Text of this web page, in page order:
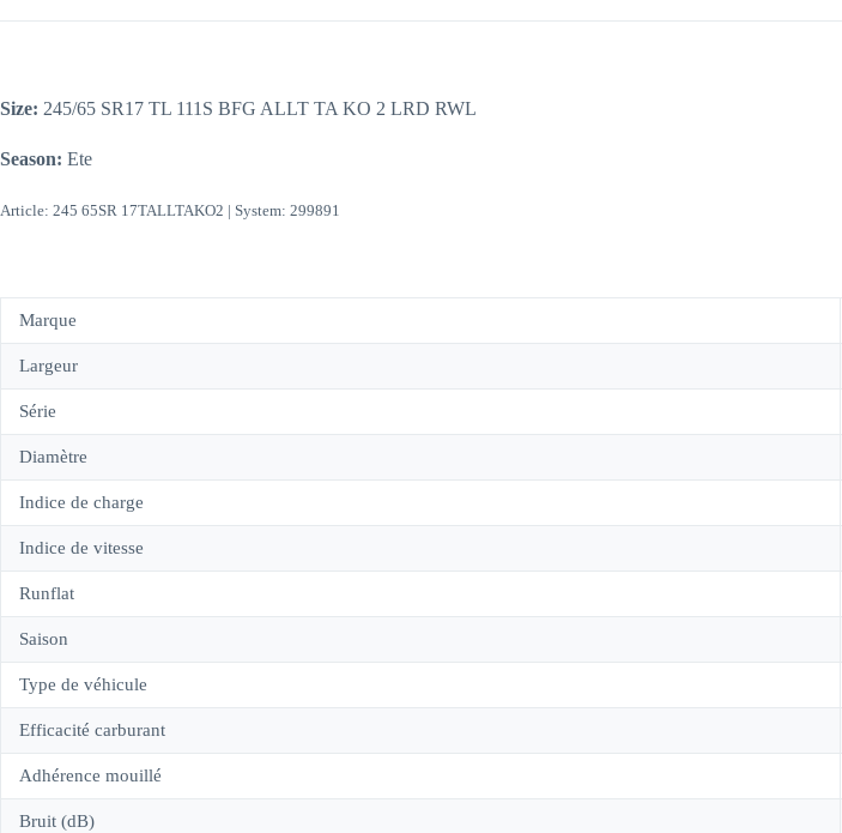
Size: 245/65 SR17 TL 111S BFG ALLT TA KO 2 LRD RWL
Season: Ete
Article: 245 65SR 17TALLTAKO2 | System: 299891
Marque
Largeur
Série
Diamètre
Indice de charge
Indice de vitesse
Runflat
Saison
Type de véhicule
Efficacité carburant
Adhérence mouillé
Bruit (dB)